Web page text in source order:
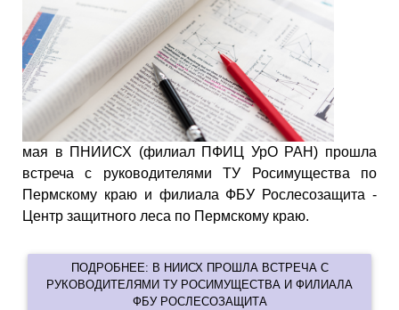
мая в ПНИИСХ (филиал ПФИЦ УрО РАН) прошла
встреча с руководителями ТУ Росимущества по
Пермскому краю и филиала ФБУ Рослесозащита -
Центр защитного леса по Пермскому краю.
ПОДРОБНЕЕ: В НИИСХ ПРОШЛА ВСТРЕЧА С
РУКОВОДИТЕЛЯМИ ТУ РОСИМУЩЕСТВА И ФИЛИАЛА
ФБУ РОСЛЕСОЗАЩИТА